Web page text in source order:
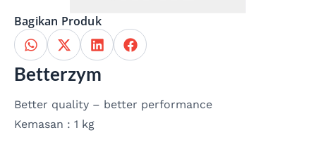
Bagikan Produk
Betterzym
Better quality – better performance
Kemasan : 1 kg